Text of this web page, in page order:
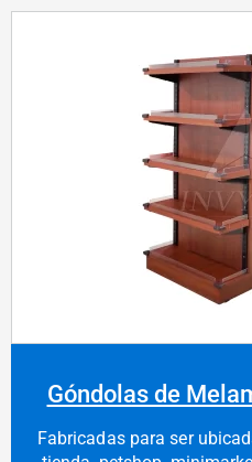
Góndolas de
Fabricadas para ser